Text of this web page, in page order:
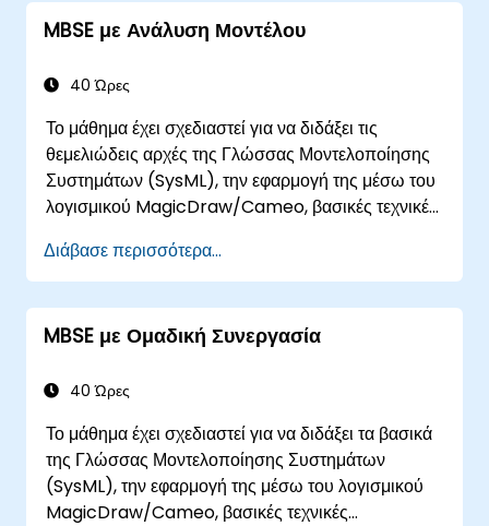
επίσης σχεδιασμένη για να παρέχει στους
επαγγελματίες υπόβαθρο στην αρχιτεκτονική
Simulation Toolkit, την προσομοίωση πολλαπλών
προσομοιώσεις διαγραμμάτων για την
αυτοματοποίηση της αρχιτεκτονικής.
MBSE με Ανάλυση Μοντέλου
40 Ώρες
Το μάθημα έχει σχεδιαστεί για να διδάξει τις
θεμελιώδεις αρχές της Γλώσσας Μοντελοποίησης
Συστημάτων (SysML), την εφαρμογή της μέσω του
λογισμικού MagicDraw/Cameo, βασικές τεχνικές
Engineering (MBSE) και βέλτιστες πρακτικές στο
MBSE. Η εκπαίδευση καλύπτει τις βασικές έννοιες
και χαρακτηριστικά των κανόνων επικύρωσης, των
σουιτών επικύρωσης και των μετρικών μοντέλου
έννοιες και δυνατότητες ανάπτυξης και
MagicDraw/Cameo.
Διάβασε περισσότερα...
MBSE με Ομαδική Συνεργασία
40 Ώρες
Το μάθημα έχει σχεδιαστεί για να διδάξει τα βασικά
της Γλώσσας Μοντελοποίησης Συστημάτων
(SysML), την εφαρμογή της μέσω του λογισμικού
MagicDraw/Cameo, βασικές τεχνικές